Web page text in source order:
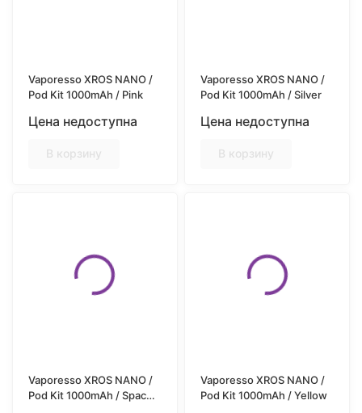
Vaporesso XROS NANO /
Pod Kit 1000mAh / Pink
Цена недоступна
В корзину
Vaporesso XROS NANO /
Pod Kit 1000mAh / Silver
Цена недоступна
В корзину
Vaporesso XROS NANO /
Pod Kit 1000mAh / Space
Vaporesso XROS NANO /
Pod Kit 1000mAh / Yellow